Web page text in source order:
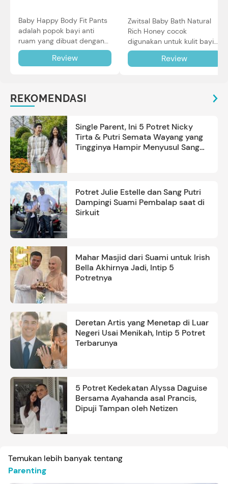
Baby Happy Body Fit Pants
adalah popok bayi anti
ruam yang dibuat dengan
teknologi Air Through
Technology.Review
Zwitsal Baby Bath Natural
Rich Honey cocok
digunakan untuk kulit bayi
baru lahir bahkan kulit
sensitif sekalipun. Simak
Review
REKOMENDASI
Single Parent, Ini 5 Potret Nicky
Tirta & Putri Semata Wayang yang
Tingginya Hampir Menyusul Sang
Potret Julie Estelle dan Sang Putri
Dampingi Suami Pembalap saat di
Sirkuit
Mahar Masjid dari Suami untuk Irish
Bella Akhirnya Jadi, Intip 5
Potretnya
Deretan Artis yang Menetap di Luar
Negeri Usai Menikah, Intip 5 Potret
Terbarunya
5 Potret Kedekatan Alyssa Daguise
Bersama Ayahanda asal Prancis,
Dipuji Tampan oleh Netizen
Temukan lebih banyak tentang
Parenting